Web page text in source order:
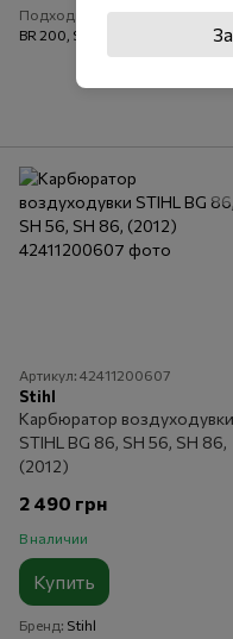
Подходит для Stihl BG 86, Stihl
BR 200, Stihl SH 86, Stihl SH 86-
Артикул: 42411200607
Stihl
Карбюратор воздуходувки
STIHL BG 86, SH 56, SH 86,
(2012)
2 490 грн
В наличии
Купить
Бренд Stihl